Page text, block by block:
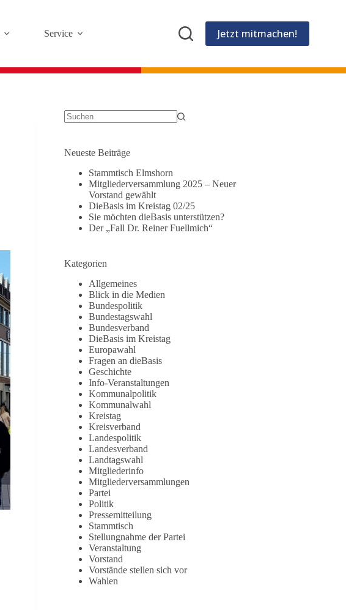
Service Jetzt mitmachen!
Neueste Beiträge
Stammtisch Elmshorn
Mitgliederversammlung 2025 – Neuer
Vorstand gewählt
DieBasis im Kreistag 02/25
Sie möchten dieBasis unterstützen?
Der „Fall Dr. Reiner Fuellmich“
Kategorien
Allgemeines
Blick in die Medien
Bundespolitik
Bundestagswahl
Bundesverband
DieBasis im Kreistag
Europawahl
Fragen an dieBasis
Geschichte
Info-Veranstaltungen
Kommunalpolitik
Kommunalwahl
Kreistag
Kreisverband
Landespolitik
Landesverband
Landtagswahl
Mitgliederinfo
Mitgliederversammlungen
Partei
Politik
Pressemitteilung
Stammtisch
Stellungnahme der Partei
Veranstaltung
Vorstand
Vorstände stellen sich vor
Wahlen